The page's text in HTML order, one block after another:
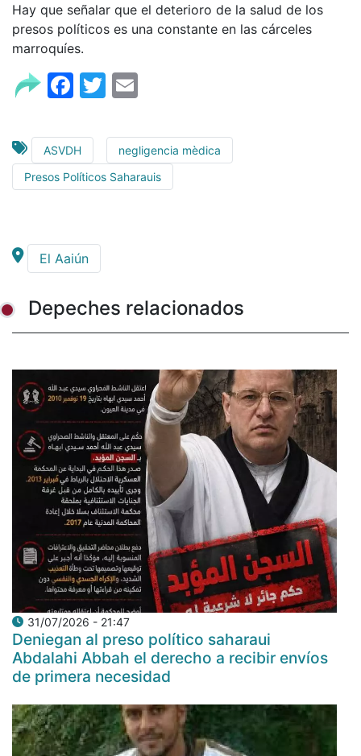
Hay que señalar que el deterioro de la salud de los
presos políticos es una constante en las cárceles
marroquíes.
Facebook
Twitter
ASVDH
negligencia mèdica
Presos Políticos Saharauis
El Aaiún
Depeches relacionados
31/07/2026 - 21:47
Deniegan al preso político saharaui
Abdalahi Abbah el derecho a recibir envíos
de primera necesidad